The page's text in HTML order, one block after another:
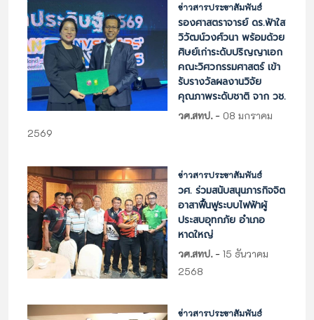
ข่าวสารประชาสัมพันธ์
รองศาสตราจารย์ ดร.ฟ้าใส
วิวัฒน์วงศ์วนา พร้อมด้วย
ศิษย์เก่าระดับปริญญาเอก
คณะวิศวกรรมศาสตร์ เข้า
รับรางวัลผลงานวิจัย
คุณภาพระดับชาติ จาก วช.
วศ.สทป.-08 มกราคม
2569
ข่าวสารประชาสัมพันธ์
วศ. ร่วมสนับสนุนภารกิจจิต
อาสาฟื้นฟูระบบไฟฟ้าผู้
ประสบอุทกภัย อำเภอ
หาดใหญ่
วศ.สทป.-15 ธันวาคม
2568
ข่าวสารประชาสัมพันธ์